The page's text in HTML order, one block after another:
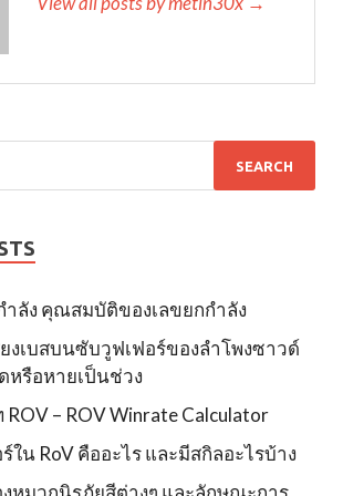
ำลัง คุณสมบัติของเลขยกกำลัง
งเบสบนซับวูฟเฟอร์ของลำโพงซาวด์
หรือหายเป็นช่วง
– ROV Winrate Calculator
ใน RoV คืออะไร และมีสกิลอะไรบ้าง